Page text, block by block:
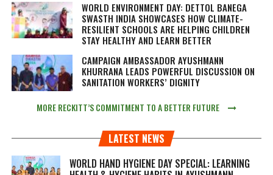
WORLD ENVIRONMENT DAY: DETTOL BANEGA
SWASTH INDIA SHOWCASES HOW CLIMATE-
RESILIENT SCHOOLS ARE HELPING CHILDREN
STAY HEALTHY AND LEARN BETTER
CAMPAIGN AMBASSADOR AYUSHMANN
KHURRANA LEADS POWERFUL DISCUSSION ON
SANITATION WORKERS’ DIGNITY
MORE RECKITT’S COMMITMENT TO A BETTER FUTURE
LATEST NEWS
WORLD HAND HYGIENE DAY SPECIAL: LEARNING